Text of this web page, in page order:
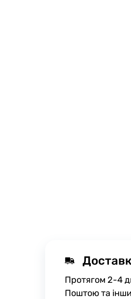
Протягом 2-4
Поштою та